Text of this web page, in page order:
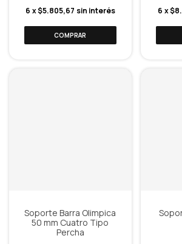
6 x$5.805,67 sin interés 6 x
Soporte Barra Olimpica
50 mm Cuatro Tipo
Percha